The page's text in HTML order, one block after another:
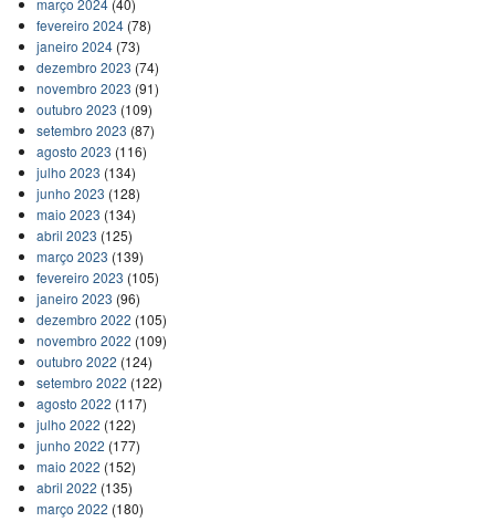
março 2024(40)
fevereiro 2024(78)
janeiro 2024(73)
dezembro 2023 (74)
novembro 2023 (91)
outubro 2023 (109)
setembro 2023 (87)
agosto 2023 (116)
julho 2023 (134)
junho 2023 (128)
maio 2023 (134)
abril 2023 (125)
março 2023 (139)
fevereiro 2023 (105)
janeiro 2023 (96)
dezembro 2022 (105)
novembro 2022 (109)
outubro 2022 (124)
setembro 2022 (122)
agosto 2022 (117)
julho 2022 (122)
junho 2022 (177)
maio 2022 (152)
abril 2022 (135)
março 2022 (180)